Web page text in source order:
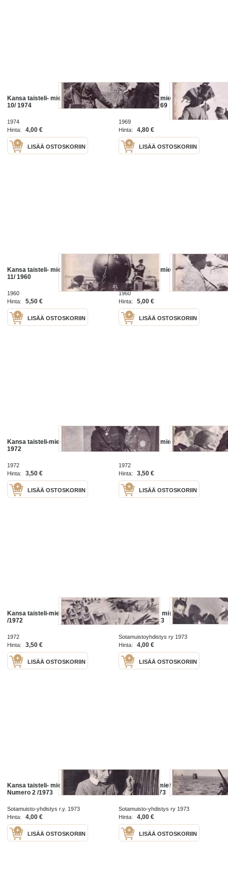
Kansa taisteli- miehet kertovat no
10/ 1974
1974
Hinta:
4,00 €
LISÄÄ OSTOSKORIIN
Kansa taisteli-miehet kertovat.
Numero 11/ 1969
1969
Hinta:
4,80 €
LISÄÄ OSTOSKORIIN
Kansa taisteli- miehet kertovat No
11/ 1960
1960
Hinta:
5,50 €
LISÄÄ OSTOSKORIIN
Kansa taisteli-miehet kertovat No
2/ 1971
1960
Hinta:
5,00 €
LISÄÄ OSTOSKORIIN
Kansa taisteli-miehet kertovat 1/
1972
1972
Hinta:
3,50 €
LISÄÄ OSTOSKORIIN
Kansa taisteli-miehet kertovat 2/
1972
1972
Hinta:
3,50 €
LISÄÄ OSTOSKORIIN
Kansa taisteli-miehet kertovat 5
/1972
1972
Hinta:
3,50 €
LISÄÄ OSTOSKORIIN
Kansa taisteli- miehet kertovat
Numero 1/ 1973
Sotamuistoyhdistys ry 1973
Hinta:
4,00 €
LISÄÄ OSTOSKORIIN
Kansa taisteli- miehet kertovat
Numero 2 /1973
Sotamuisto-yhdistys r.y. 1973
Hinta:
4,00 €
LISÄÄ OSTOSKORIIN
Kansa taiseli-miehet kertovat.
Numero 8 / 1973
Sotamuisto-yhdistys ry 1973
Hinta:
4,00 €
LISÄÄ OSTOSKORIIN